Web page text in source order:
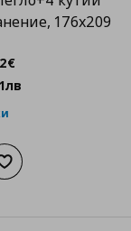
176x209
€
лв
в кошницата
Добави към